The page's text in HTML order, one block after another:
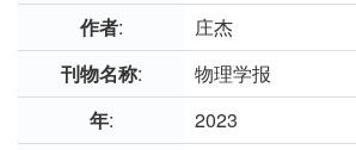
作者:
庄杰
刊物名称:
物理学报
年:
2023